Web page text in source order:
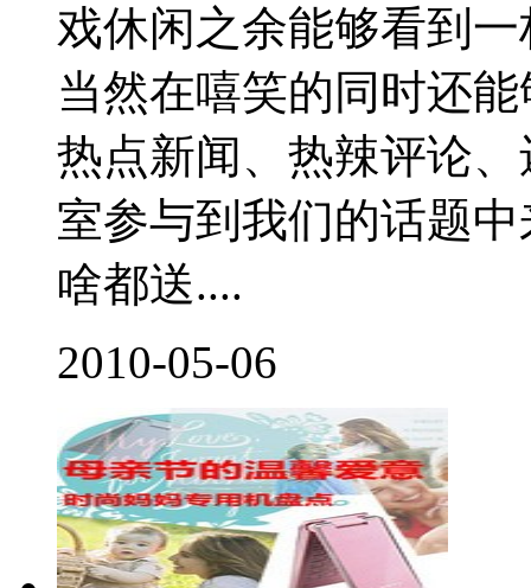
戏休闲之余能够看到
当然在嘻笑的同时还
热点新闻、热辣评论
室参与到我们的话题
啥都送....
2010-05-06